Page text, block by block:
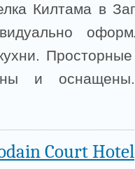
Килтама в
и
Court Hotel